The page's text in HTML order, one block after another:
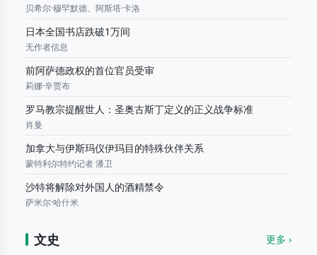
贝希尔·穆罕默德、阿斯塔·卡洛
日本全国书店跌破1万间
无作者信息
前阿萨德政权的首位官员受审
莉娜·辛贾布
罗马教宗提醒世人：圣奥古斯丁定义的正义战争标准
肖曼
加拿大与伊斯玛仪伊玛目的特殊伙伴关系
蒙特利尔特约记者 潘卫
沙特将解除对外国人的酒精禁令
萨米尔·哈什米
文史 更多 ›